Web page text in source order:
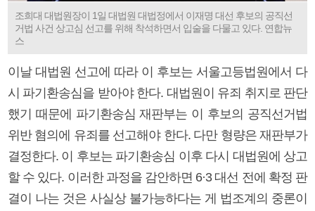
조희대 대법원장이 1일 대법원 대법정에서 이재명 대선 후보의 공직선
거법 사건 상고심 선고를 위해 착석하면서 입술을 다물고 있다. 연합뉴
스
이날 대법원 선고에 따라 이 후보는 서울고등법원에서 다
시 파기환송심을 받아야 한다. 대법원이 유죄 취지로 판단
했기 때문에 파기환송심 재판부는 이 후보의 공직선거법
위반 혐의에 유죄를 선고해야 한다. 다만 형량은 재판부가
결정한다. 이 후보는 파기환송심 이후 다시 대법원에 상고
할 수 있다. 이러한 과정을 감안하면 6·3 대선 전에 확정 판
결이 나는 것은 사실상 불가능하다는 게 법조계의 중론이